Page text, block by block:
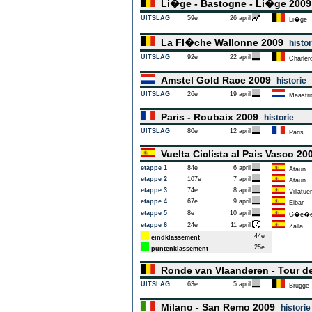
Li�ge - Bastogne - Li�ge
UITSLAG 59e 26 april Li�ge
La Fl�che Wallonne 2009
UITSLAG 92e 22 april
Amstel Gold Race 2009 historie
UITSLAG 26e 19 april
Paris - Roubaix 2009 historie
UITSLAG 80e 12 april Paris
Vuelta Ciclista al Pais Vasco
etappe 1 84e 6 april
Ataun
etappe 2
107e 7 april
Ataun
etappe 3
74e 8 april
etappe 4
67e 9 april
Eibar
etappe 5
8e 10 april
etappe 6
24e 11 april
Zalla
eindklassement
44e
puntenklassement
25e
Ronde van Vlaanderen - Tour
UITSLAG 63e 5 april Brugge
Milano - San Remo 2009 historie